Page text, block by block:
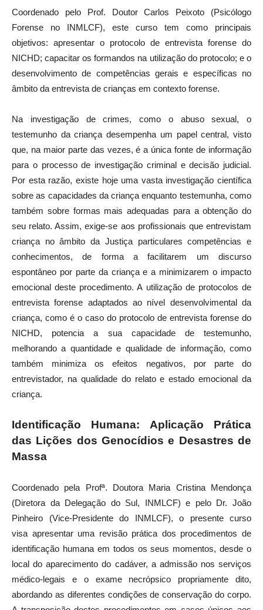
Coordenado pelo Prof. Doutor Carlos Peixoto (Psicólogo
Forense no INMLCF), este curso tem como principais
objetivos: apresentar o protocolo de entrevista forense do
NICHD; capacitar os formandos na utilização do protocolo; e o
desenvolvimento de competências gerais e específicas no
âmbito da entrevista de crianças em contexto forense.
Na investigação de crimes, como o abuso sexual, o
testemunho da criança desempenha um papel central, visto
que, na maior parte das vezes, é a única fonte de informação
para o processo de investigação criminal e decisão judicial.
Por esta razão, existe hoje uma vasta investigação científica
sobre as capacidades da criança enquanto testemunha, como
também sobre formas mais adequadas para a obtenção do
seu relato. Assim, exige-se aos profissionais que entrevistam
criança no âmbito da Justiça particulares competências e
conhecimentos, de forma a facilitarem um discurso
espontâneo por parte da criança e a minimizarem o impacto
emocional deste procedimento. A utilização de protocolos de
entrevista forense adaptados ao nível desenvolvimental da
criança, como é o caso do protocolo de entrevista forense do
NICHD, potencia a sua capacidade de testemunho,
melhorando a quantidade e qualidade de informação, como
também minimiza os efeitos negativos, por parte do
entrevistador, na qualidade do relato e estado emocional da
criança.
Identificação Humana: Aplicação Prática
das Lições dos Genocídios e Desastres de
Massa
Coordenado pela Profª. Doutora Maria Cristina Mendonça
(Diretora da Delegação do Sul, INMLCF) e pelo Dr. João
Pinheiro (Vice-Presidente do INMLCF), o presente curso
visa apresentar uma revisão prática dos procedimentos de
identificação humana em todos os seus momentos, desde o
local do aparecimento do cadáver, a admissão nos serviços
médico-legais e o exame necrópsico propriamente dito,
abordando as diferentes condições de conservação do corpo.